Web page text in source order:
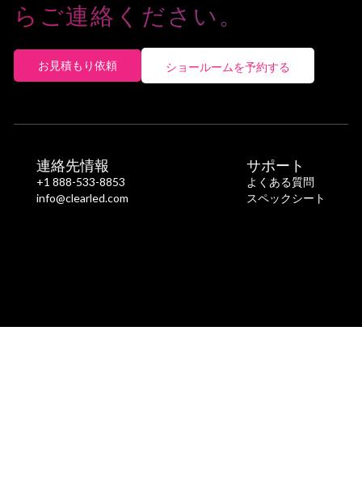
らご連絡ください。
お見積もり依頼 ショールームを予約する
連絡先情報
+1 888-533-8853
info@clearled.com
サポート
よくある質問
スペックシート